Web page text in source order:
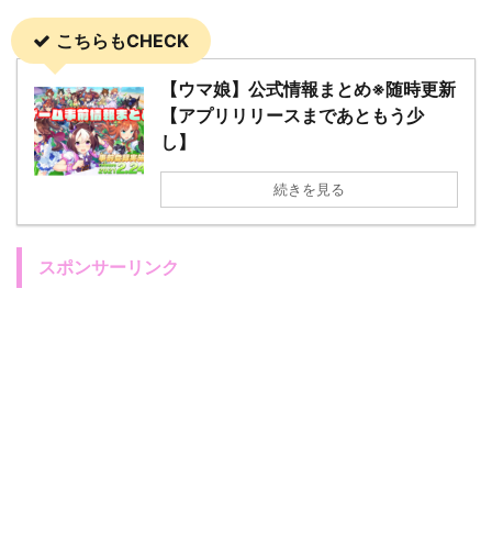
こちらもCHECK
【ウマ娘】公式情報まとめ※随時更新
【アプリリリースまであともう少
し】
続きを見る
スポンサーリンク